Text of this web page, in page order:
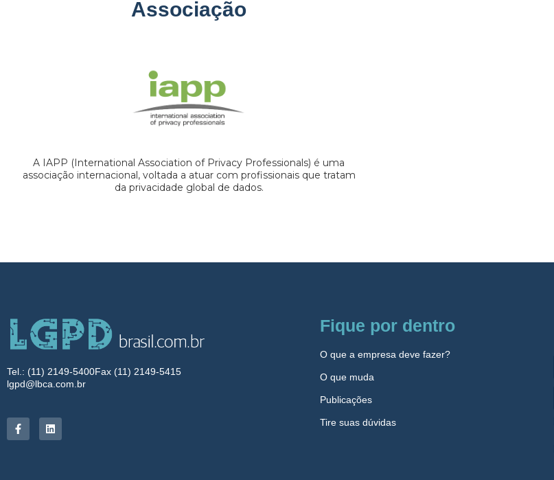
Associação
A IAPP (International Association of Privacy Professionals) é uma
associação internacional, voltada a atuar com profissionais que tratam
da privacidade global de dados.
Tel.: (11) 2149-5400Fax (11) 2149-5415
lgpd@lbca.com.br
Fique por dentro
O que a empresa deve fazer?
O que muda
Publicações
Tire suas dúvidas